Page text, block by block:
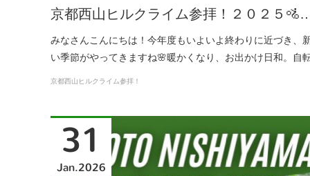
京都西山ヒルクライム参拝！２０２５
みなさんこんにちは！今年度もいよいよ終わりに近づき、
い季節がやってきますね🌸暖かくなり、お出かけ日和。自
京都西山ヒルクライム参拝！
31
Jan 2026